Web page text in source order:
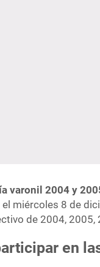
varonil 2004 y
el miércoles 8 de
de 2004, 2005,
en